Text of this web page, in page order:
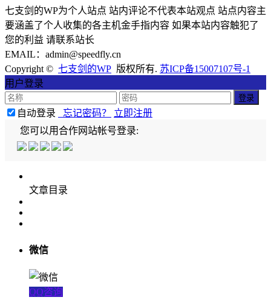
七支剑的WP为个人站点 站内评论不代表本站观点 站点内容主
要涵盖了个人收集的各主机金手指内容 如果本站内容触犯了
您的利益 请联系站长
EMAIL：admin@speedfly.cn
Copyright © 七支剑的WP 版权所有. 苏ICP备15007107号-1
用户登录
自动登录 忘记密码？
立即注册
您可以用合作网站帐号登录:
文章目录
微信
QQ咨询